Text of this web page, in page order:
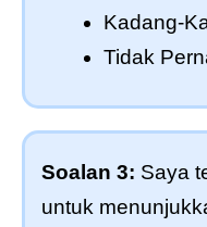
Kadang-
Tidak
Soalan 3: Saya
untuk